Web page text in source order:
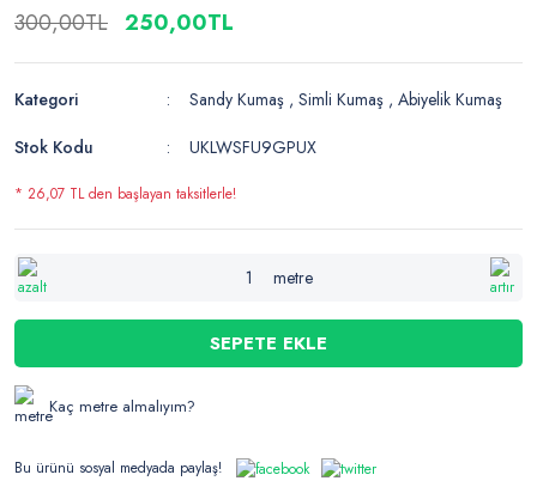
300,00TL 250,00TL
Kategori Sandy Kumaş ,Simli Kumaş ,Abiyelik Kumaş
Stok Kodu
UKLWSFU9GPUX
* 26,07 TL den başlayan taksitlerle!
metre
SEPETE EKLE
Kaç metre almalıyım?
Bu ürünü sosyal medyada paylaş!